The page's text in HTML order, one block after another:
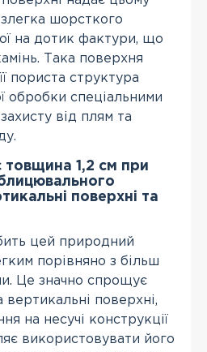
шорсткого
на дотик фактури, що
Така поверхня
пориста структура
обробки спеціальними
від плям та
товщина 1,2 см при
поверхні та
цей природний
порівняно з більш
Це значно спрощує
поверхні,
на несучі конструкції
використовувати його